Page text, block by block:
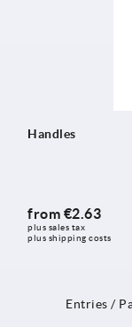
Handles
from €2.63
plus sales tax
plus shipping costs
Entries /